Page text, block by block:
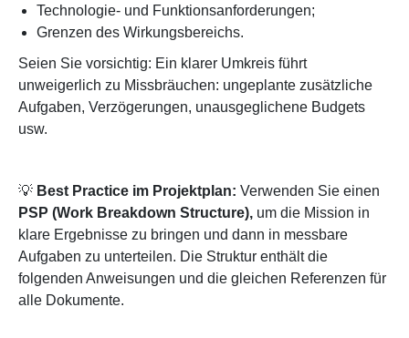
Technologie- und Funktionsanforderungen;
Grenzen des Wirkungsbereichs.
Seien Sie vorsichtig: Ein klarer Umkreis führt
unweigerlich zu Missbräuchen: ungeplante zusätzliche
Aufgaben, Verzögerungen, unausgeglichene Budgets
usw.
💡 Best Practice im Projektplan: Verwenden Sie einen
PSP (Work Breakdown Structure), um die Mission in
klare Ergebnisse zu bringen und dann in messbare
Aufgaben zu unterteilen. Die Struktur enthält die
folgenden Anweisungen und die gleichen Referenzen für
alle Dokumente.